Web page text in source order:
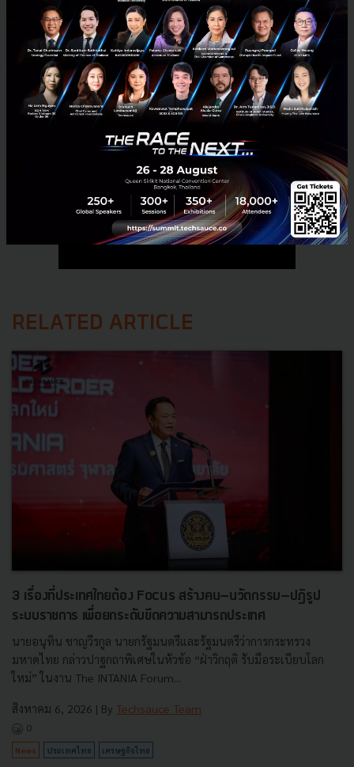
No comment
RELATED ARTICLE
3 เรื่องที่ประเทศไทยต้อง Focus สร้างคน–นวัตกรรม–ปฏิรูป
ระบบราชการ เพื่อยกระดับขีดความสามารถประเทศ
นายอนุทิน ชาญวีรกูล นายกรัฐมนตรีและรัฐมนตรีว่าการกระทรวง
มหาดไทย กล่าวปาฐกถาพิเศษในหัวข้อ “ฝ่าวิกฤติ รับมือระเบียบโลก
ใหม่” ในงาน The INTANIA Forum...
สิงหาคม 6, 2026 | By Techsauce Team
0
News ประเทศไทย เศรษฐกิจไทย